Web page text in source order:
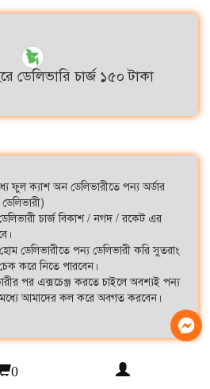
ডেলিভারি চার্জ ১৫০ টাকা
ফুল ক্যাশ অন ডেলিভারীতে পন্য অর্ডার
চার্জ বিকাশ / নগদ / রকেট এর
ডেলিভারীতে পন্য ডেলিভারী করি সুতরাং
করে নিতে পারবেন।
পর এক্সচেঞ্জ করতে চাইলে অবশ্যই পন্য
মধ্যে আমাদের কল করে অবগত করবেন।
0